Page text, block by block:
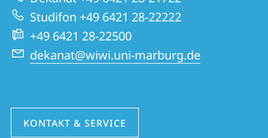
Website
Studifon +49 6421 28-22222
+49 6421 28-22500
dekanat@wiwi.uni-marburg.de
KONTAKT & SERVICE